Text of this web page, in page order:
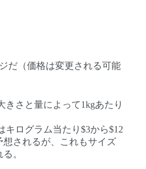
だ（価格は変更される可能
きさと量によって1kgあたり
キログラム当たり$3から$12
想されるが、これもサイズ
。